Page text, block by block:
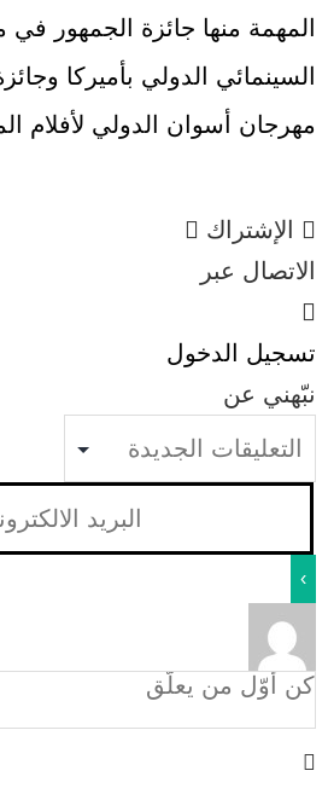
المهمة منها جائزة الجمهور
السينمائي الدولي بأميركا
مهرجان أسوان الدولي لأفلام
الإشتراك
الاتصال عبر
تسجيل الدخول
نبّهني عن